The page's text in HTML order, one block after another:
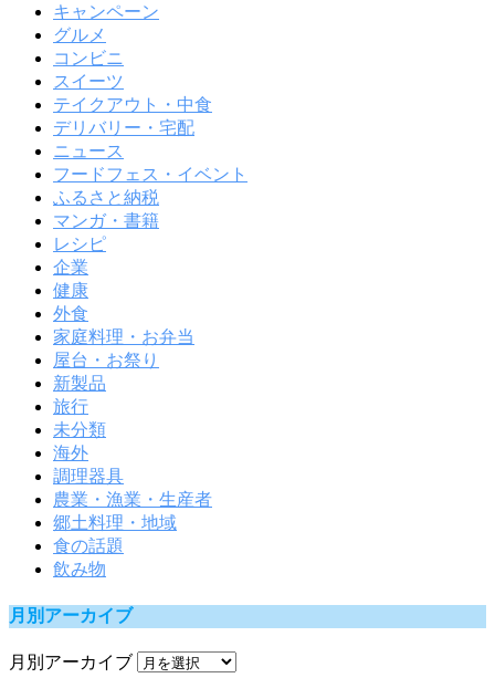
キャンペーン
グルメ
コンビニ
スイーツ
テイクアウト・中食
デリバリー・宅配
ニュース
フードフェス・イベント
ふるさと納税
マンガ・書籍
レシピ
企業
健康
外食
家庭料理・お弁当
屋台・お祭り
新製品
旅行
未分類
海外
調理器具
農業・漁業・生産者
郷土料理・地域
食の話題
飲み物
月別アーカイブ
月別アーカイブ